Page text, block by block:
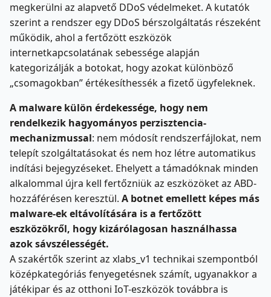
megkerülni az alapvető DDoS védelmeket. A kutatók
szerint a rendszer egy DDoS bérszolgáltatás részeként
működik, ahol a fertőzött eszközök
internetkapcsolatának sebessége alapján
kategorizálják a botokat, hogy azokat különböző
„csomagokban” értékesíthessék a fizető ügyfeleknek.
A malware külön érdekessége, hogy nem
rendelkezik hagyományos perzisztencia-
mechanizmussal: nem módosít rendszerfájlokat, nem
telepít szolgáltatásokat és nem hoz létre automatikus
indítási bejegyzéseket. Ehelyett a támadóknak minden
alkalommal újra kell fertőzniük az eszközöket az ABD-
hozzáférésen keresztül. A botnet emellett képes más
malware-ek eltávolítására is a fertőzött
eszközökről, hogy kizárólagosan használhassa
azok sávszélességét.
A szakértők szerint az xlabs_v1 technikai szempontból
középkategóriás fenyegetésnek számít, ugyanakkor a
játékipar és az otthoni IoT-eszközök továbbra is